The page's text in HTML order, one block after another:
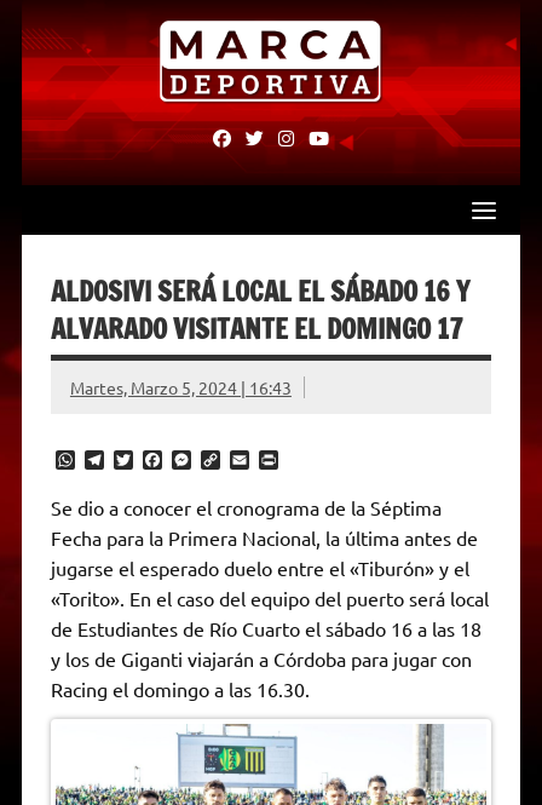
Skip
content
fab
fa-
fab
fa-
fab fab
ALDOSIVI SERÁ LOCAL EL SÁBADO 16 Y
ALVARADO VISITANTE EL DOMINGO 17
Martes, Marzo 5, 2024 | 16:43
W
t
s
p
p
T
e
g
r
a
m
T
t
t
e
r
F
e
b
o
k
M
s
e
g
e
C
y
L
n
k
E
i
l
P
n
t
r
i
n
d
l
y
Se dio a conocer el cronograma de la Séptima
Fecha para la Primera Nacional, la última antes de
jugarse el esperado duelo entre el «Tiburón» y el
«Torito». En el caso del equipo del puerto será local
de Estudiantes de Río Cuarto el sábado 16 a las 18
y los de Giganti viajarán a Córdoba para jugar con
Racing el domingo a las 16.30.